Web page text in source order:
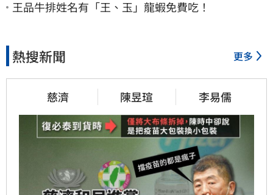
王品牛排姓名有「王、玉」龍蝦免費吃！
熱搜新聞 更多
慈濟 陳昱瑄 李易儒